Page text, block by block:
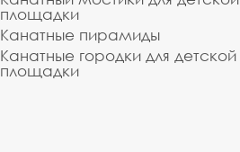
площадки
Канатные пирамиды
Канатные городки для детской
площадки